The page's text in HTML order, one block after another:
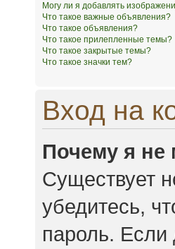
Могу ли я добавлять
Что такое важные объявления?
Что такое объявления?
Что такое прилепленные темы?
Что такое закрытые темы?
Что такое значки тем?
Вход на
Почему я не
Существует
убедитесь,
пароль. Если